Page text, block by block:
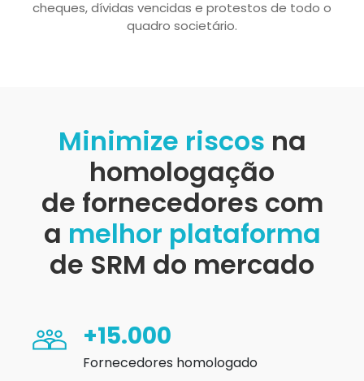
cheques, dívidas vencidas e protestos de todo o
quadro societário.
Minimize riscos na
homologação
de fornecedores com
a melhor plataforma
de SRM do mercado
+15.000
Fornecedores homologado